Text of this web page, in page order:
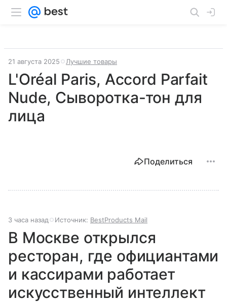
21 августа 2025 Лучшие товары
L'Oréal Paris, Accord Parfait
Nude, Сыворотка-тон для
лица
Поделиться
3 часа назад Источник: BestProducts Mail
В Москве открылся
ресторан, где официантами
и кассирами работает
искусственный интеллект